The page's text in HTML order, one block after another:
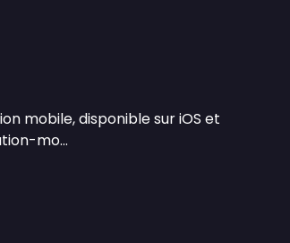
mobile, disponible sur iOS et
mo...